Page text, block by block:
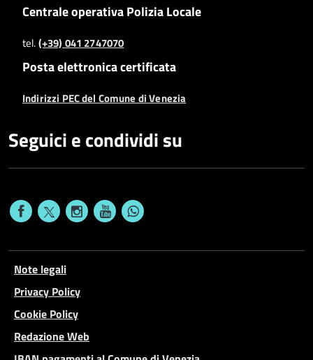
Centrale operativa Polizia Locale
tel.(+39) 041 2747070
Posta elettronica certificata
Indirizzi PEC del Comune di Venezia
Seguici e condividi su
Note legali
Privacy Policy
Cookie Policy
Redazione Web